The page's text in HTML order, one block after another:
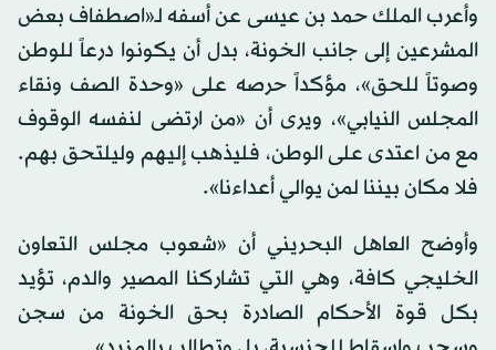
وأعرب الملك حمد بن عيسى عن أسفه لـ«اصطفاف بعض
المشرعين إلى جانب الخونة، بدل أن يكونوا درعاً للوطن
وصوتاً للحق»، مؤكداً حرصه على «وحدة الصف ونقاء
المجلس النيابي»، ويرى أن «من ارتضى لنفسه الوقوف
مع من اعتدى على الوطن، فليذهب إليهم وليلتحق بهم.
فلا مكان بيننا لمن يوالي أعداءنا».
وأوضح العاهل البحريني أن «شعوب مجلس التعاون
الخليجي كافة، وهي التي تشاركنا المصير والدم، تؤيد
بكل قوة الأحكام الصادرة بحق الخونة من سجن